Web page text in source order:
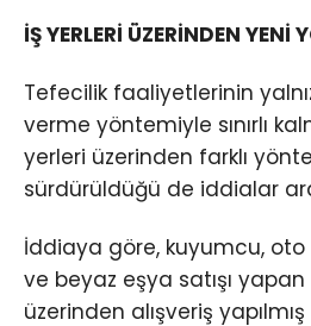
İŞ YERLERİ ÜZERİNDEN YENİ
Tefecilik faaliyetlerinin
verme yöntemiyle sınırlı
yerleri üzerinden farklı
sürdürüldüğü de iddialar
İddiaya göre, kuyumcu,
ve beyaz eşya satışı
üzerinden alışveriş